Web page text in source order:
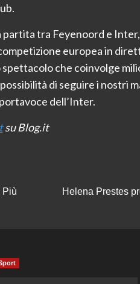
tra Feyenoord e
europea in
spettacolo che coinvolge
di seguire i nostri
dell’Inter.
su Blog.it
Più
Helena Prestes